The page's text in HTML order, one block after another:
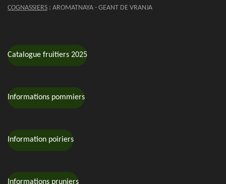
COGNASSIERS : AROMATNAYA - GEANT DE VRANJA
Catalogue fruitiers 2025
Informations pommiers
Information poiriers
Informations pruniers